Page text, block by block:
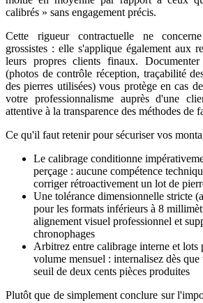
calibrés » sans engagement précis.
Cette rigueur contractuelle ne
grossistes : elle s'applique également aux
leurs propres clients finaux.
(photos de contrôle réception, traçabilité
des pierres utilisées) vous protège en cas
votre professionnalisme auprès d'une
attentive à la transparence des méthodes de
Ce qu'il faut retenir pour sécuriser vos
Le calibrage conditionne
perçage : aucune compétence
corriger rétroactivement un lot de
Une tolérance dimensionnelle stricte
pour les formats inférieurs à 8
alignement visuel professionnel et
chronophages
Arbitrez entre calibrage interne et lots
volume mensuel : internalisez dès
seuil de deux cents pièces produites
Plutôt que de simplement conclure sur